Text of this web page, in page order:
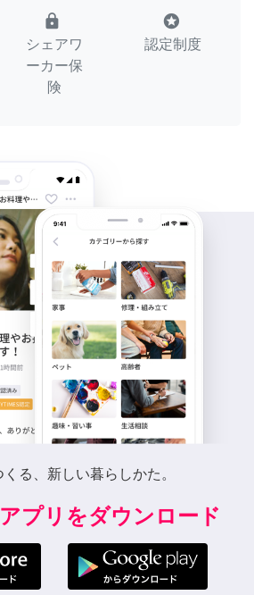
lock
シェアワ
ーカー保
険
stars
認定制度
る、新しい暮らしかた。
プリをダウンロード